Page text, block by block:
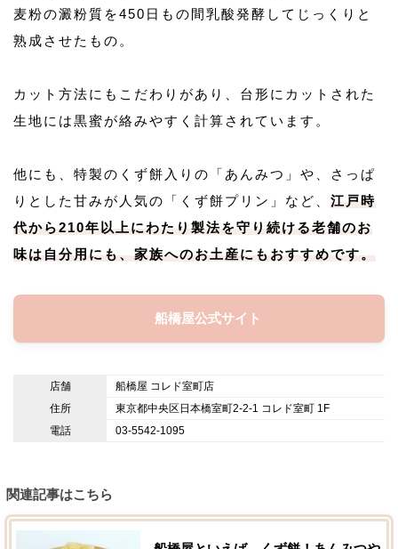
麦粉の澱粉質を450日もの間乳酸発酵してじっくりと
熟成させたもの。
カット方法にもこだわりがあり、台形にカットされた
生地には黒蜜が絡みやすく計算されています。
他にも、特製のくず餅入りの「あんみつ」や、さっぱ
りとした甘みが人気の「くず餅プリン」など、 江戸時
代から210年以上にわたり製法を守り続ける老舗のお
味は自分用にも、家族へのお土産にもおすすめです。
船橋屋公式サイト
店舗
船橋屋 コレド室町店
住所
東京都中央区日本橋室町2-2-1 コレド室町 1F
電話
03-5542-1095
関連記事はこちら